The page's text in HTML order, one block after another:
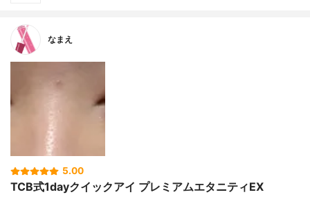
なまえ
5.00
TCB式1dayクイックアイ プレミアムエタニティEX